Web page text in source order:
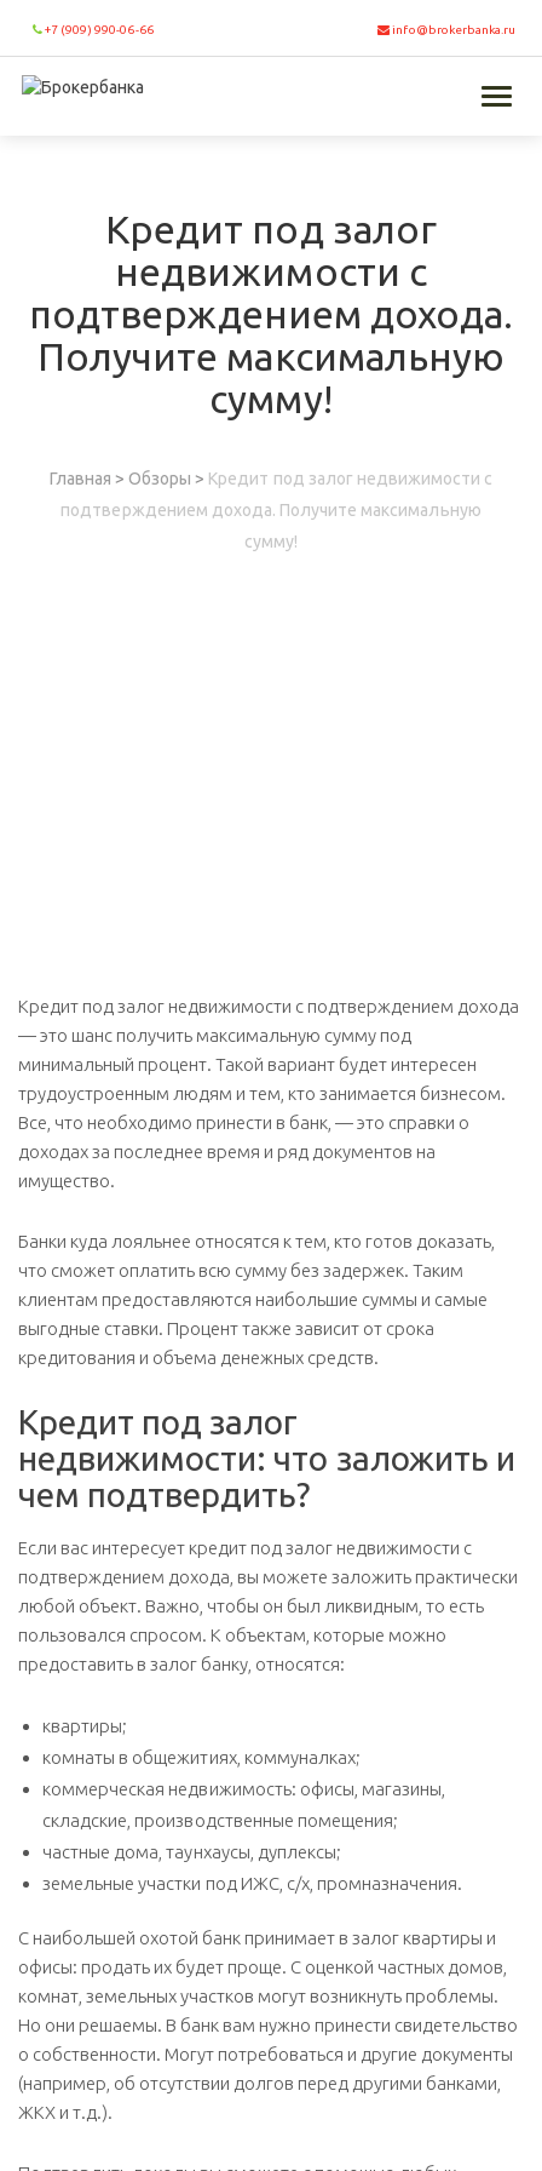
+7 (909) 990-06-66 info@brokerbanka.ru
Кредит под залог
недвижимости с
подтверждением дохода.
Получите максимальную
сумму!
Главная > Обзоры > Кредит под залог недвижимости с
подтверждением дохода. Получите максимальную
сумму!
Кредит под залог недвижимости с подтверждением дохода
— это шанс получить максимальную сумму под
минимальный процент. Такой вариант будет интересен
трудоустроенным людям и тем, кто занимается бизнесом.
Все, что необходимо принести в банк, — это справки о
доходах за последнее время и ряд документов на
имущество.
Банки куда лояльнее относятся к тем, кто готов доказать,
что сможет оплатить всю сумму без задержек. Таким
клиентам предоставляются наибольшие суммы и самые
выгодные ставки. Процент также зависит от срока
кредитования и объема денежных средств.
Кредит под залог
недвижимости: что заложить и
чем подтвердить?
Если вас интересует кредит под залог недвижимости с
подтверждением дохода, вы можете заложить практически
любой объект. Важно, чтобы он был ликвидным, то есть
пользовался спросом. К объектам, которые можно
предоставить в залог банку, относятся:
квартиры;
комнаты в общежитиях, коммуналках;
коммерческая недвижимость: офисы, магазины,
складские, производственные помещения;
частные дома, таунхаусы, дуплексы;
земельные участки под ИЖС, с/х, промназначения.
С наибольшей охотой банк принимает в залог квартиры и
офисы: продать их будет проще. С оценкой частных домов,
комнат, земельных участков могут возникнуть проблемы.
Но они решаемы. В банк вам нужно принести свидетельство
о собственности. Могут потребоваться и другие документы
(например, об отсутствии долгов перед другими банками,
ЖКХ и т.д.).